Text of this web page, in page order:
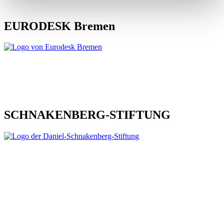
EURODESK Bremen
SCHNAKENBERG-STIFTUNG